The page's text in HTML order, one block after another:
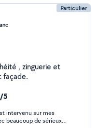
Particulier
, zinguerie et
façade.
5
intervenu sur mes
beaucoup de sérieux,